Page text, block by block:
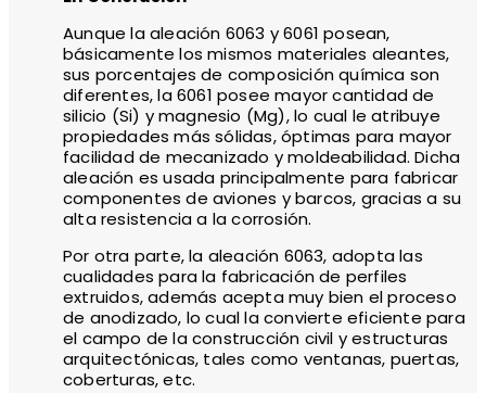
Aunque la aleación 6063 y 6061 posean,
básicamente los mismos materiales aleantes,
sus porcentajes de composición química son
diferentes, la 6061 posee mayor cantidad de
silicio (Si) y magnesio (Mg), lo cual le atribuye
propiedades más sólidas, óptimas para mayor
facilidad de mecanizado y moldeabilidad. Dicha
aleación es usada principalmente para fabricar
componentes de aviones y barcos, gracias a su
alta resistencia a la corrosión.
Por otra parte, la aleación 6063, adopta las
cualidades para la fabricación de perfiles
extruidos, además acepta muy bien el proceso
de anodizado, lo cual la convierte eficiente para
el campo de la construcción civil y estructuras
arquitectónicas, tales como ventanas, puertas,
coberturas, etc.